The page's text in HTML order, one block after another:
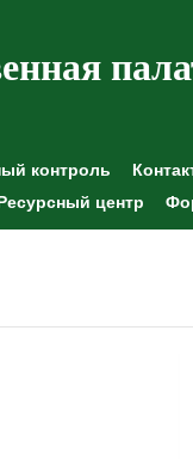
контроль
центр